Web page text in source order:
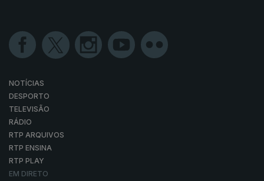
NOTÍCIAS
DESPORTO
TELEVISÃO
RÁDIO
RTP ARQUIVOS
RTP ENSINA
RTP PLAY
EM DIRETO